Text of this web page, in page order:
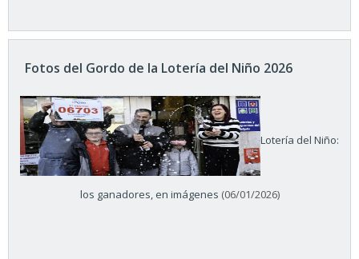
Fotos del Gordo de la Lotería del Niño 2026
Lotería del Niño:
los ganadores, en imágenes (06/01/2026)